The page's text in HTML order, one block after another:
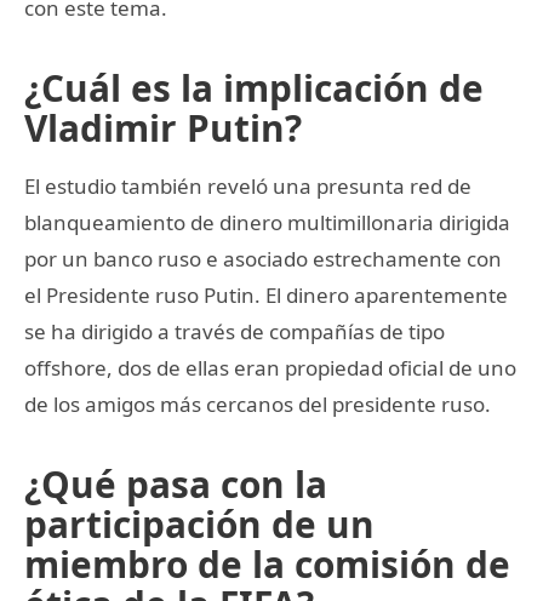
con este tema.
¿Cuál es la implicación de
Vladimir Putin?
El estudio también reveló una presunta red de
blanqueamiento de dinero multimillonaria dirigida
por un banco ruso e asociado estrechamente con
el Presidente ruso Putin. El dinero aparentemente
se ha dirigido a través de compañías de tipo
offshore, dos de ellas eran propiedad oficial de uno
de los amigos más cercanos del presidente ruso.
¿Qué pasa con la
participación de un
miembro de la comisión de